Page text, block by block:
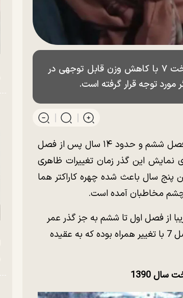
ریما رامین‌فر بازیگر نقش هما سعادت در سریال پایتخت ۷ با کاهش وزن قابل توجهی در
مورد توجه قرار گرفته است.
فصل هفتم سریال «پایتخت»، پنج سال بعد از فصل ششم و حدود ۱۴ سال پس از فصل
نمایش این گذر زمان تغییرات ظاهری
سال باعث شده چهره کاراکتر هما
چشم مخاطبان آمده است.
از فصل اول تا ششم به جز گذر عمر
تفاوتی چندانی در چهره اش مشاهده نمی شود اما در فصل 7 با تغییر همراه بوده که به عقیده
سال1390